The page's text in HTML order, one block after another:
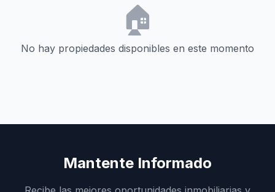
🏠
No hay propiedades disponibles en este momento
Mantente Informado